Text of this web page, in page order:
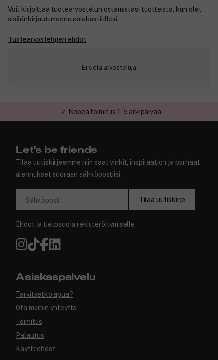
Voit kirjoittaa tuotearvostelun ostamistasi tuotteista, kun olet
sisäänkirjautuneena asiakastilillesi.
Tuotearvostelujen ehdot
Ei vielä arvosteluja
✓ Nopea toimitus 1-5 arkipäivää
Let's be friends
Tilaa uutiskirjeemme niin saat vinkit, inspiraation ja parhaat
alennukset suoraan sähköpostiisi.
Sähköposti Tilaa uutiskirje
Ehdot ja tietosuoja rekisteröitymiselle
Asiakaspalvelu
Tarvitsetko apua?
Ota meihin yhteyttä
Toimitus
Palautus
Käyttöehdot